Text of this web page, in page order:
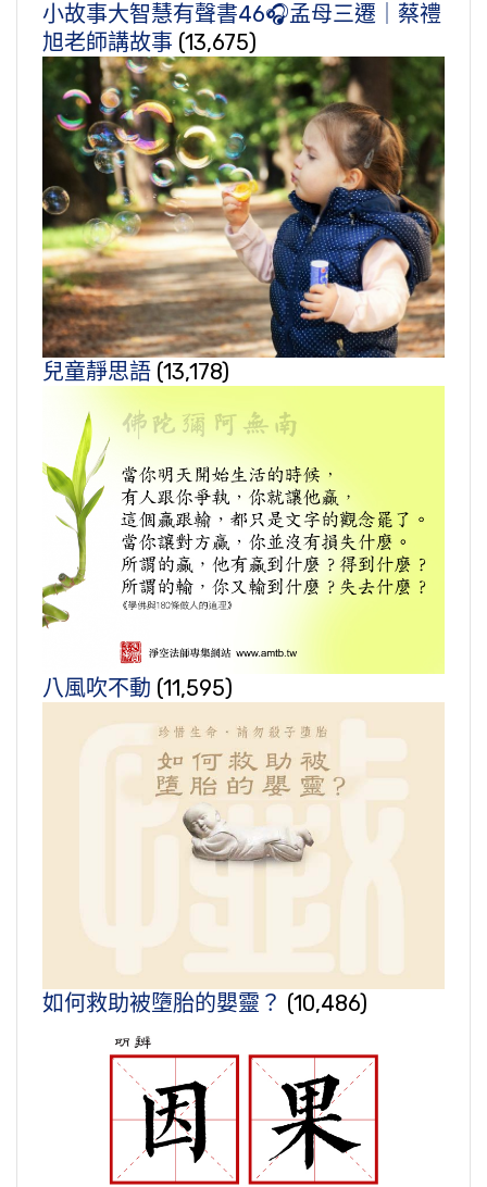
小故事大智慧有聲書46🎧孟母三遷｜蔡禮
旭老師講故事 (13,675)
兒童靜思語 (13,178)
八風吹不動 (11,595)
如何救助被墮胎的嬰靈？ (10,486)